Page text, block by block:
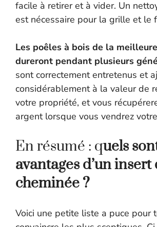
facile à retirer et à vider. Un
est nécessaire pour la grille et le
Les poêles à bois de la
dureront pendant plusieurs
sont correctement entretenus et
considérablement à la valeur de
votre propriété, et vous
argent lorsque vous vendrez
En résumé : quels
avantages d’un insert
cheminée ?
Voici une petite liste a puce pour